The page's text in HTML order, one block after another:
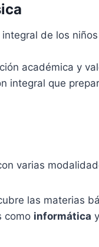
de los
académica y
integral que
varias
las materias
como informática y